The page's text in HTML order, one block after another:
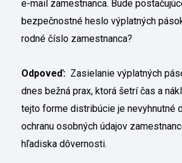
e-mail zamestnanca. Bude
bezpečnostné heslo výplatných
rodné číslo zamestnanca?
Odpoveď: Zasielanie výplatných
dnes bežná prax, ktorá šetrí čas a
tejto forme distribúcie je nevyhnutné
ochranu osobných údajov
hľadiska dôvernosti.